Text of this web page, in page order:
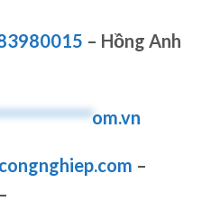
– Hồng Anh
om.vn
–
–